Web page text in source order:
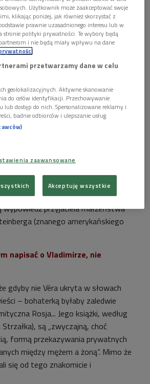
pogardliwe sądy o Goethem,
Dostojewskiego, towarzyszka dzieląca
na ukochane motyle, woziła go
grała z nim w szachy i radziła sobie
jego sznurowadeł... Obdarzona podobno
niż mąż, podpisywała się w
jako „Mrs. Vladimir Nabokov”. A
Vladimir Nabokov” utyskiwała, że
literacki jej męża przyszedł przynajmniej
Strzałka (w artykule
2005 i Brian Boyd,Nabokov. Dwa
W. Sadkowski, Warszawa 2006) –
przyjaciela małżeństwa
(znanego amerykańskiego
napisać o Vladimirze, nie
gdyby nie Véra ukryta w słowach
– bohaterką byłaby zaledwie
Rosja... Jego książki, według
Strzałka), są „zwyczajną, choć
formą przekazywania prywatnych
między mężem a żoną”. Mimo że
się od tego znakomicie i
Użytkownik może zaakceptować swoje
klikając poniżej, jak również skorzystać z
prawnie uzasadnionego interesu lub w
stronie polityki prywatności. Te wybory będą
i nie będą miały wpływu na dane
przetwarzamy dane w celu
geolokalizacyjnych. Aktywne skanowanie
do celów identyfikacji. Przechowywanie
dostęp do nich. Spersonalizowane reklamy i
badnie odbiorców i ulepszanie usług.
zaawansowane
Akceptuję wszystkie